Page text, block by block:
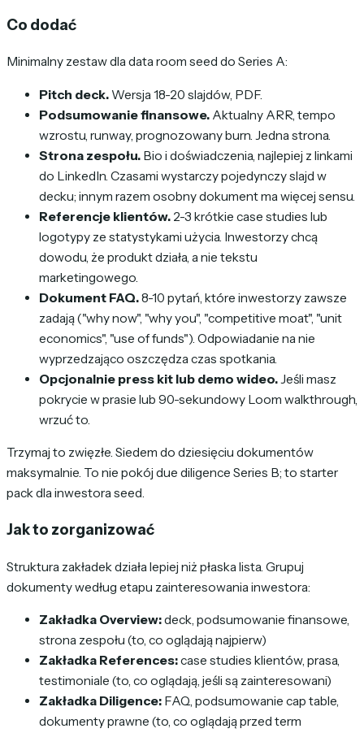
Co dodać
Minimalny zestaw dla data room seed do Series A:
Pitch deck. Wersja 18-20 slajdów, PDF.
Podsumowanie finansowe. Aktualny ARR, tempo
wzrostu, runway, prognozowany burn. Jedna strona.
Strona zespołu. Bio i doświadczenia, najlepiej z linkami
do LinkedIn. Czasami wystarczy pojedynczy slajd w
decku; innym razem osobny dokument ma więcej sensu.
Referencje klientów. 2-3 krótkie case studies lub
logotypy ze statystykami użycia. Inwestorzy chcą
dowodu, że produkt działa, a nie tekstu
marketingowego.
Dokument FAQ.8-10 pytań, które inwestorzy zawsze
zadają ("why now", "why you", "competitive moat", "unit
economics", "use of funds"). Odpowiadanie na nie
wyprzedzająco oszczędza czas spotkania.
Opcjonalnie press kit lub demo wideo.Jeśli masz
pokrycie w prasie lub 90-sekundowy Loom walkthrough,
wrzuć to.
Trzymaj to zwięzłe. Siedem do dziesięciu dokumentów
maksymalnie. To nie pokój due diligence Series B; to starter
pack dla inwestora seed.
Jak to zorganizować
Struktura zakładek działa lepiej niż płaska lista. Grupuj
dokumenty według etapu zainteresowania inwestora:
Zakładka Overview:deck, podsumowanie finansowe,
strona zespołu (to, co oglądają najpierw)
Zakładka References:case studies klientów, prasa,
testimoniale (to, co oglądają, jeśli są zainteresowani)
Zakładka Diligence: FAQ, podsumowanie cap table,
dokumenty prawne (to, co oglądają przed term